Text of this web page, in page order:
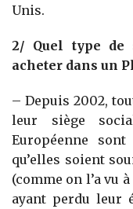
Unis.
2/ Quel type de
acheter dans un
– Depuis 2002,
leur siège
Européenne
qu’elles soient
(comme on l’a vu
ayant perdu leur